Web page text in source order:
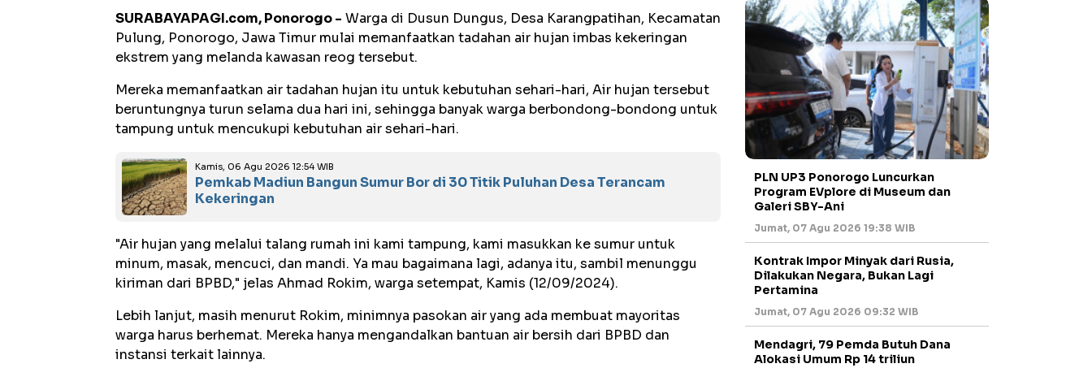
SURABAYAPAGI.com, Ponorogo - Warga di Dusun Dungus, Desa Karangpatihan, Kecamatan
Pulung, Ponorogo, Jawa Timur mulai memanfaatkan tadahan air hujan imbas kekeringan
ekstrem yang melanda kawasan reog tersebut.
Mereka memanfaatkan air tadahan hujan itu untuk kebutuhan sehari-hari, Air hujan tersebut
beruntungnya turun selama dua hari ini, sehingga banyak warga berbondong-bondong untuk
tampung untuk mencukupi kebutuhan air sehari-hari.
Kamis, 06 Agu 2026 12:54 WIB
Pemkab Madiun Bangun Sumur Bor di 30 Titik Puluhan Desa Terancam
Kekeringan
"Air hujan yang melalui talang rumah ini kami tampung, kami masukkan ke sumur untuk
minum, masak, mencuci, dan mandi. Ya mau bagaimana lagi, adanya itu, sambil menunggu
kiriman dari BPBD," jelas Ahmad Rokim, warga setempat, Kamis (12/09/2024).
Lebih lanjut, masih menurut Rokim, minimnya pasokan air yang ada membuat mayoritas
warga harus berhemat. Mereka hanya mengandalkan bantuan air bersih dari BPBD dan
instansi terkait lainnya.
PLN UP3 Ponorogo Luncurkan
Program EVplore di Museum dan
Galeri SBY-Ani
Jumat, 07 Agu 2026 19:38 WIB
Kontrak Impor Minyak dari Rusia,
Dilakukan Negara, Bukan Lagi
Pertamina
Jumat, 07 Agu 2026 09:32 WIB
Mendagri, 79 Pemda Butuh Dana
Alokasi Umum Rp 14 triliun